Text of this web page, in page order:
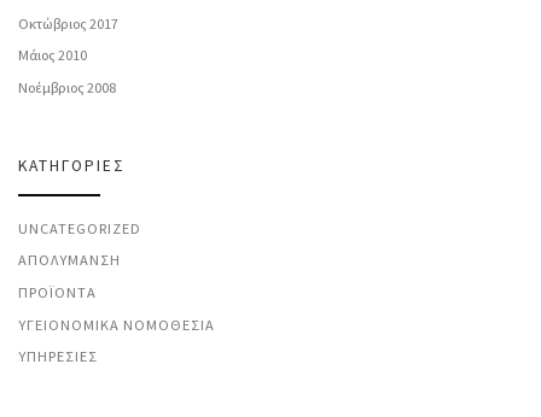
Οκτώβριος 2017
Μάιος 2010
Νοέμβριος 2008
KΑΤΗΓΟΡΊΕΣ
UNCATEGORIZED
ΑΠΟΛΎΜΑΝΣΗ
ΠΡΟΪΌΝΤΑ
ΥΓΕΙΟΝΟΜΙΚΆ ΝΟΜΟΘΕΣΊΑ
ΥΠΗΡΕΣΊΕΣ